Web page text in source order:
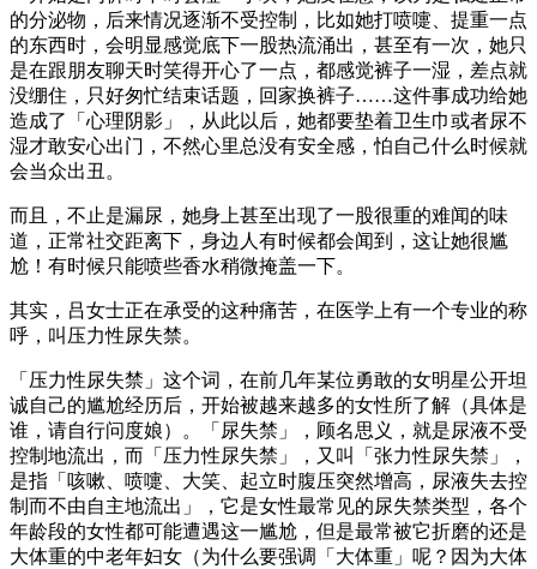
的分泌物，后来情况逐渐不受控制，比如她打喷嚏、提重一点
的东西时，会明显感觉底下一股热流涌出，甚至有一次，她只
是在跟朋友聊天时笑得开心了一点，都感觉裤子一湿，差点就
没绷住，只好匆忙结束话题，回家换裤子……这件事成功给她
造成了「心理阴影」，从此以后，她都要垫着卫生巾或者尿不
湿才敢安心出门，不然心里总没有安全感，怕自己什么时候就
会当众出丑。
而且，不止是漏尿，她身上甚至出现了一股很重的难闻的味
道，正常社交距离下，身边人有时候都会闻到，这让她很尴
尬！有时候只能喷些香水稍微掩盖一下。
其实，吕女士正在承受的这种痛苦，在医学上有一个专业的称
呼，叫压力性尿失禁。
「压力性尿失禁」这个词，在前几年某位勇敢的女明星公开坦
诚自己的尴尬经历后，开始被越来越多的女性所了解（具体是
谁，请自行问度娘）。「尿失禁」，顾名思义，就是尿液不受
控制地流出，而「压力性尿失禁」，又叫「张力性尿失禁」，
是指「咳嗽、喷嚏、大笑、起立时腹压突然增高，尿液失去控
制而不由自主地流出」，它是女性最常见的尿失禁类型，各个
年龄段的女性都可能遭遇这一尴尬，但是最常被它折磨的还是
大体重的中老年妇女（为什么要强调「大体重」呢？因为大体